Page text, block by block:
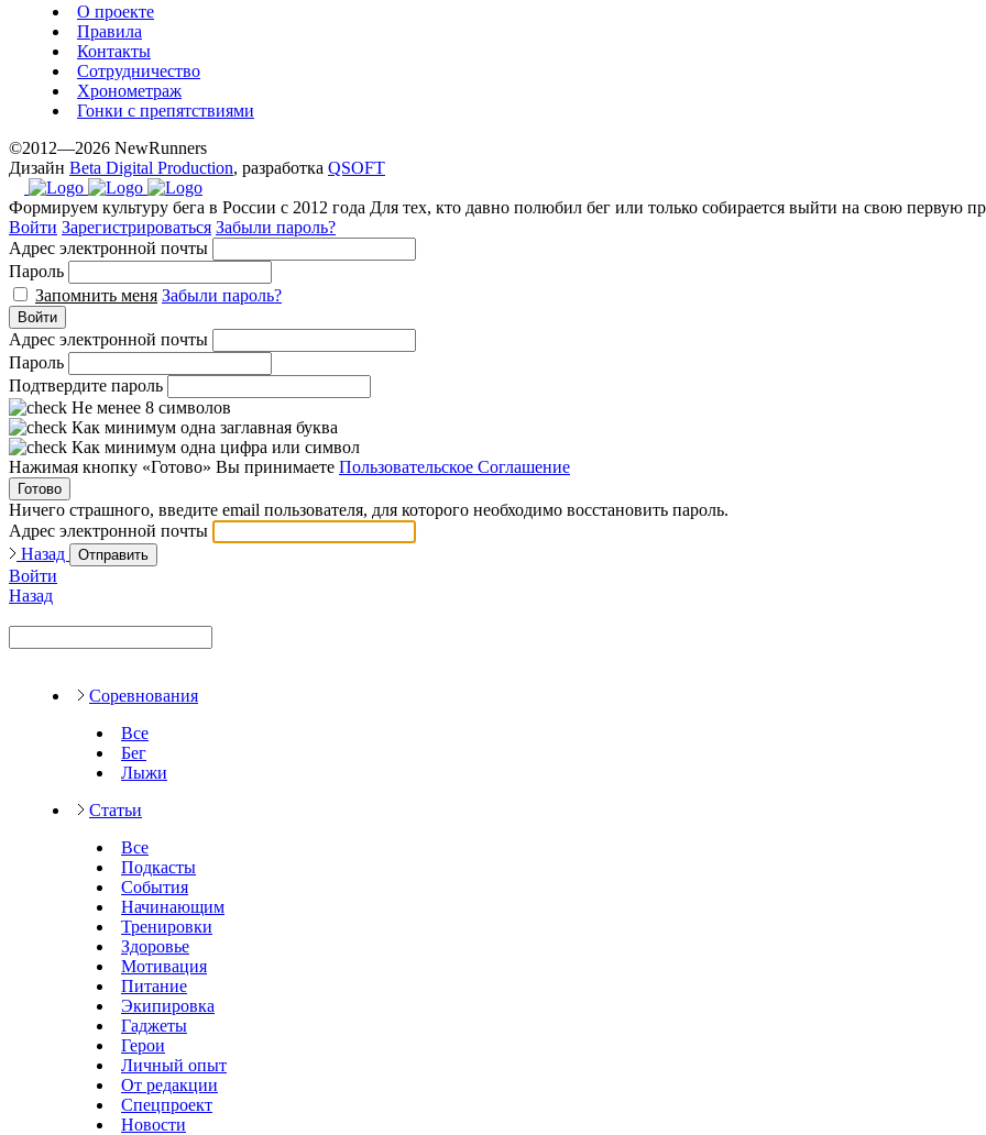
О проекте
Правила
Контакты
Сотрудничество
Хронометраж
Гонки с препятствиями
©2012—2026 NewRunners
Дизайн Beta Digital Production, разработка QSOFT
Формируем культуру бега в России с 2012 года Для тех, кто давно полюбил бег или только собирается выйти на свою первую
Войти Зарегистрироваться Забыли пароль?
Адрес электронной почты
Пароль
Запомнить меня Забыли пароль?
Войти
Адрес электронной почты
Пароль
Подтвердите пароль
Не менее 8 символов
Как минимум одна заглавная буква
Как минимум одна цифра или символ
Нажимая кнопку «Готово» Вы принимаете Пользовательское Соглашение
Готово
Ничего страшного, введите email пользователя, для которого необходимо восстановить пароль.
Адрес электронной почты
Назад
Отправить
Войти
Назад
Соревнования
Все
Бег
Лыжи
Статьи
Все
Подкасты
События
Начинающим
Тренировки
Здоровье
Мотивация
Питание
Экипировка
Гаджеты
Герои
Личный опыт
От редакции
Спецпроект
Новости